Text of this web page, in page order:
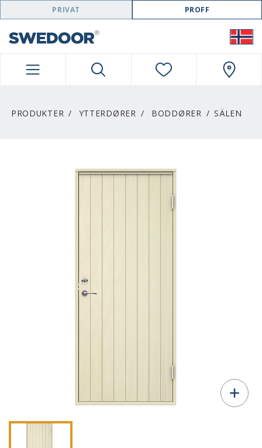
SWEDOOR NAVIGATION
PRIVAT PROFF
PRODUKTER YTTERDØRER BODDØRER SÄLEN